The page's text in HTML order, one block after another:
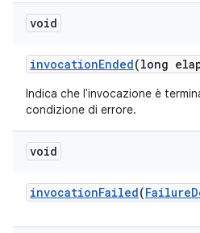
void
invocationEnded(long
Indica che l'invocazione è
condizione di errore.
void
invocationFailed(Failure